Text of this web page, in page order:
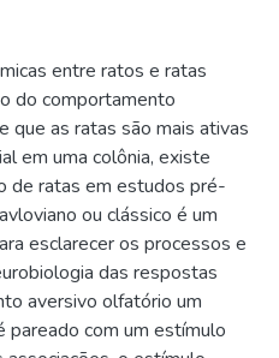
entre ratos e ratas
do comportamento
que as ratas são mais ativas
em uma colônia, existe
de ratas em estudos pré-
ou clássico é um
esclarecer os processos e
das respostas
aversivo olfatório um
com um estímulo